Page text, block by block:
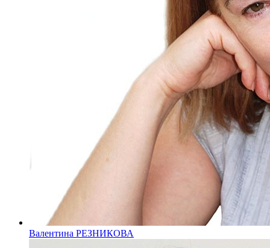
Валентина РЕЗНИКОВА